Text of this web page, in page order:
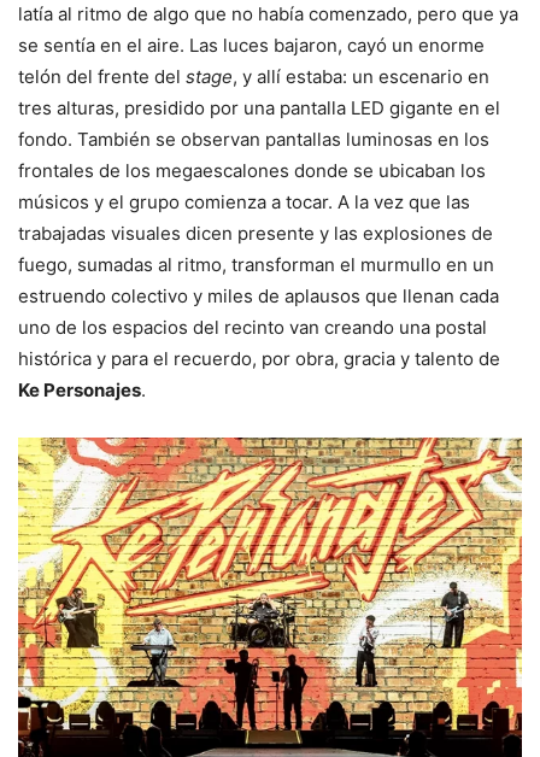
latía al ritmo de algo que no había comenzado, pero que ya
se sentía en el aire. Las luces bajaron, cayó un enorme
telón del frente del stage, y allí estaba: un escenario en
tres alturas, presidido por una pantalla LED gigante en el
fondo. También se observan pantallas luminosas en los
frontales de los megaescalones donde se ubicaban los
músicos y el grupo comienza a tocar. A la vez que las
trabajadas visuales dicen presente y las explosiones de
fuego, sumadas al ritmo, transforman el murmullo en un
estruendo colectivo y miles de aplausos que llenan cada
uno de los espacios del recinto van creando una postal
histórica y para el recuerdo, por obra, gracia y talento de
Ke Personajes.